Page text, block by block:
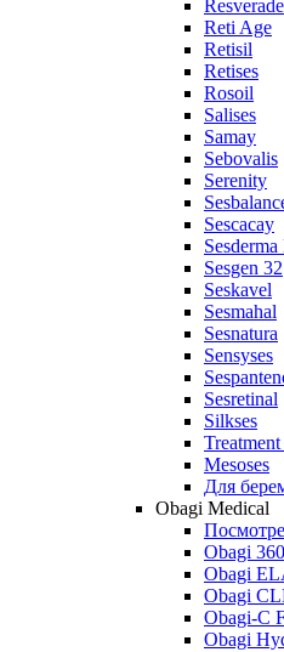
Reti Age
Retisil
Retises
Rosoil
Salises
Samay
Sebovalis
Serenity
Sescacay
Sesderma
Sesgen 32
Seskavel
Sesmahal
Sesnatura
Sensyses
Sesretinal
Silkses
Mesoses
Для
Obagi Medical
Obagi 360
Obagi
Obagi
Obagi-C
Obagi